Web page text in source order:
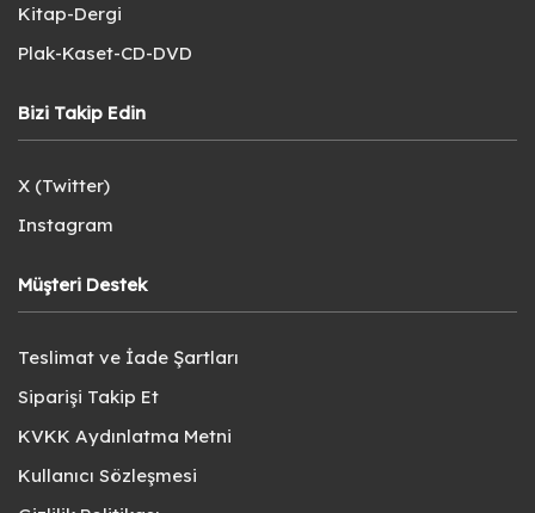
Kitap-Dergi
Plak-Kaset-CD-DVD
Bizi Takip Edin
X (Twitter)
Instagram
Müşteri Destek
Teslimat ve İade Şartları
Siparişi Takip Et
KVKK Aydınlatma Metni
Kullanıcı Sözleşmesi